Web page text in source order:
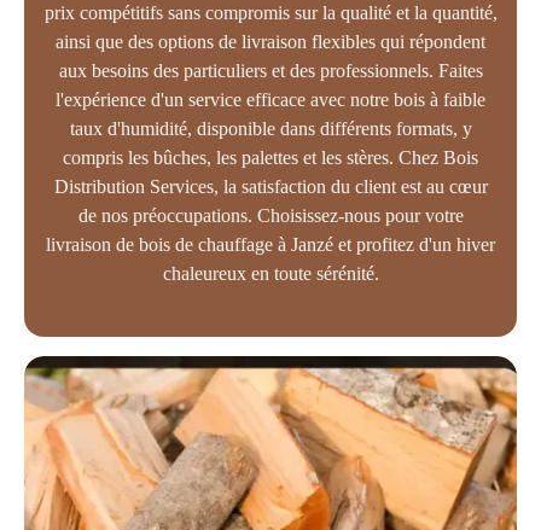
prix compétitifs sans compromis sur la qualité et la quantité,
ainsi que des options de livraison flexibles qui répondent
aux besoins des particuliers et des professionnels. Faites
l'expérience d'un service efficace avec notre bois à faible
taux d'humidité, disponible dans différents formats, y
compris les bûches, les palettes et les stères. Chez Bois
Distribution Services, la satisfaction du client est au cœur
de nos préoccupations. Choisissez-nous pour votre
livraison de bois de chauffage à Janzé et profitez d'un hiver
chaleureux en toute sérénité.